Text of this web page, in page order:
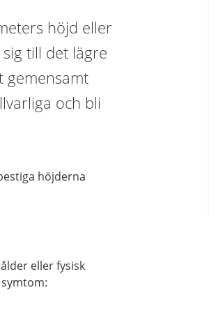
höjd eller
till det lägre
gemensamt
och bli
höjderna
eller fysisk
: